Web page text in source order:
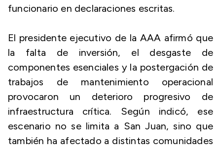
funcionario en declaraciones escritas.
El presidente ejecutivo de la AAA afirmó que
la falta de inversión, el desgaste de
componentes esenciales y la postergación de
trabajos de mantenimiento operacional
provocaron un deterioro progresivo de
infraestructura crítica. Según indicó, ese
escenario no se limita a San Juan, sino que
también ha afectado a distintas comunidades